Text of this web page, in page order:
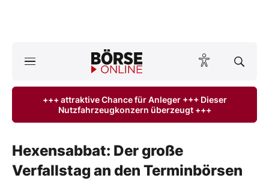
Anlageprodukte
Finanz-Check
Abo & Shop
+++ attraktive Chance für Anleger +++ Dieser
Nutzfahrzeugkonzern überzeugt +++
Hexensabbat: Der große
Verfallstag an den Terminbörsen